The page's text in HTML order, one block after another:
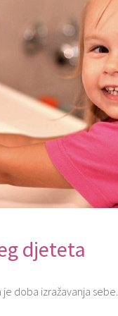
djeteta
doba izražavanja sebe.